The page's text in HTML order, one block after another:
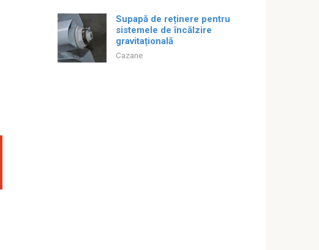
Supapă de reținere pentru
sistemele de încălzire
gravitațională
Cazane